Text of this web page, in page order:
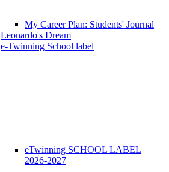
My Career Plan: Students' Journal
Leonardo's Dream
e-Twinning School label
eTwinning SCHOOL LABEL
2026-2027